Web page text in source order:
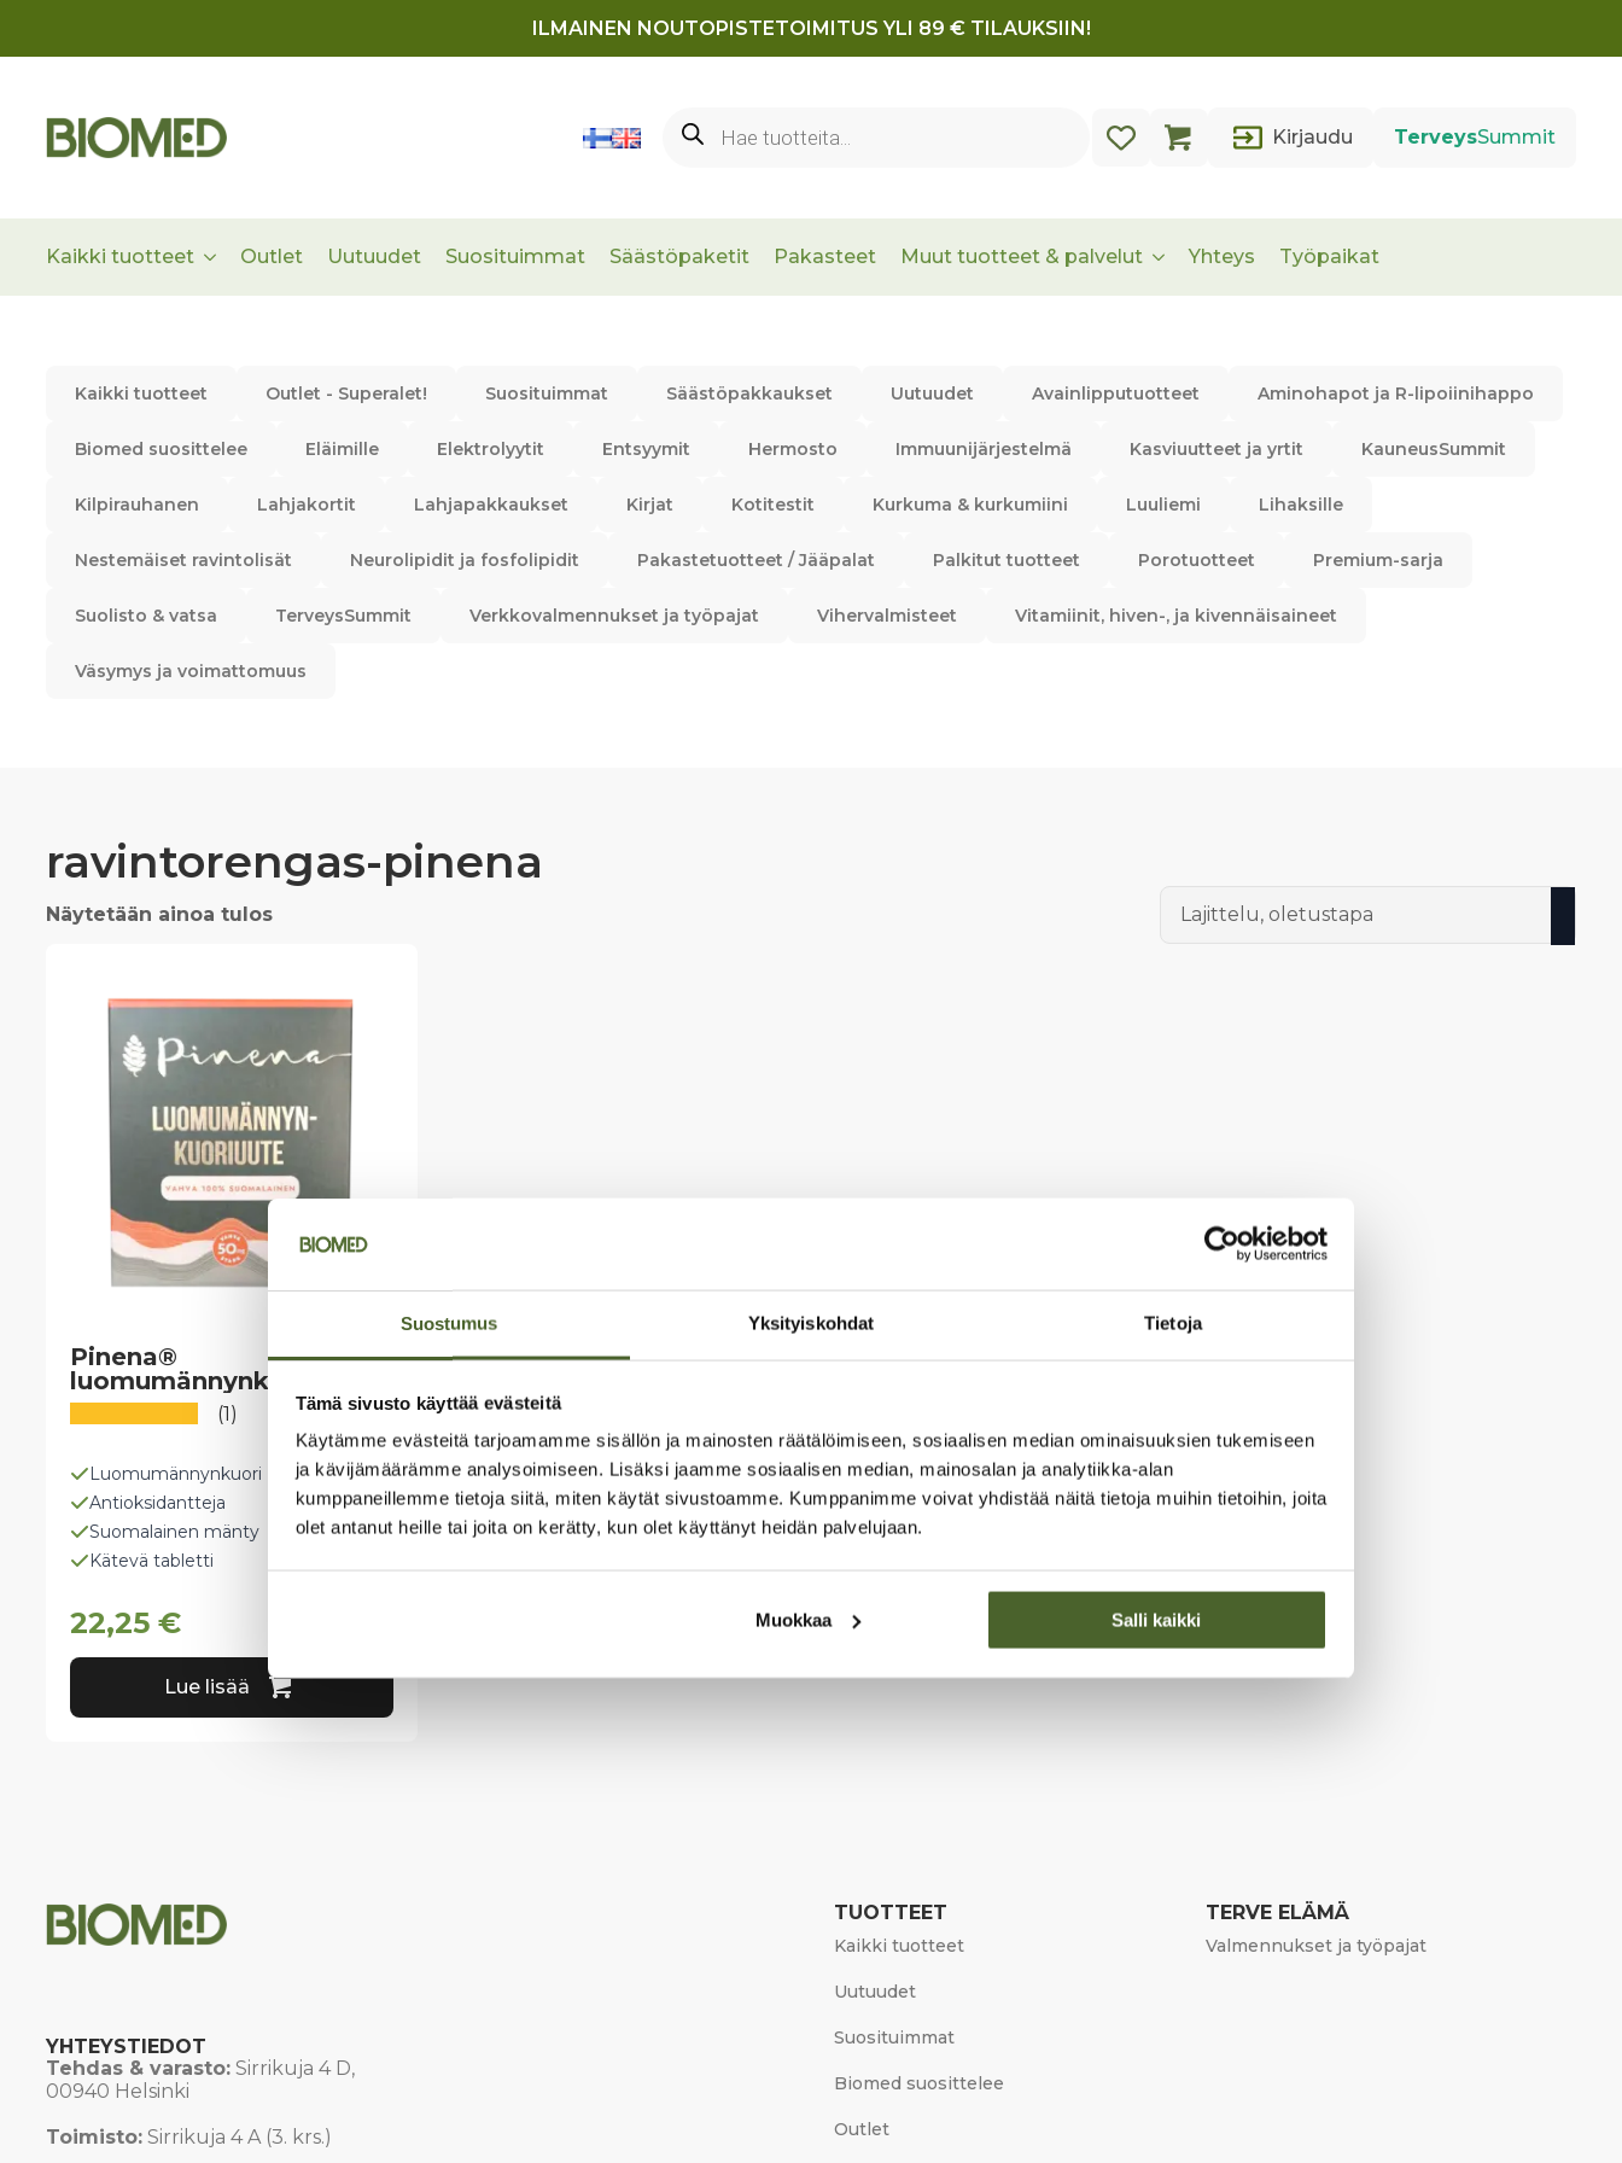
Suostumus Yksityiskohdat Tietoja
Tämä sivusto käyttää evästeitä
Käytämme evästeitä tarjoamamme sisällön ja mainosten räätälöimiseen, sosiaalisen median ominaisuuksien tukemiseen
ja kävijämäärämme analysoimiseen. Lisäksi jaamme sosiaalisen median, mainosalan ja analytiikka-alan
kumppaneillemme tietoja siitä, miten käytät sivustoamme. Kumppanimme voivat yhdistää näitä tietoja muihin tietoihin, joita
olet antanut heille tai joita on kerätty, kun olet käyttänyt heidän palvelujaan.
Muokkaa Salli kaikki
ILMAINEN NOUTOPISTETOIMITUS YLI 89 € TILAUKSIIN!
search
Kirjaudu TerveysSummit
Kaikki tuotteet Outlet Uutuudet Suosituimmat Säästöpaketit Pakasteet Muut tuotteet & palvelut Yhteys Työpaikat
Kaikki tuotteet Outlet - Superalet! Suosituimmat Säästöpakkaukset Uutuudet Avainlipputuotteet Aminohapot ja R-lipoiinihappo
Biomed suosittelee Eläimille Elektrolyytit Entsyymit Hermosto Immuunijärjestelmä Kasviuutteet ja yrtit KauneusSummit
Kilpirauhanen Lahjakortit Lahjapakkaukset Kirjat Kotitestit Kurkuma & kurkumiini Luuliemi Lihaksille
Nestemäiset ravintolisät Neurolipidit ja fosfolipidit Pakastetuotteet / Jääpalat Palkitut tuotteet Porotuotteet Premium-sarja
Suolisto & vatsa TerveysSummit Verkkovalmennukset ja työpajat Vihervalmisteet Vitamiinit, hiven-, ja kivennäisaineet
Väsymys ja voimattomuus
ravintorengas-pinena
Näytetään ainoa tulos
Luomumännynkuori
Antioksidantteja
Suomalainen mänty
Kätevä tabletti
22,25 €
Pinena®
luomumännynkuoriuute
(1)
Lue lisää
YHTEYSTIEDOT
Tehdas & varasto:Sirrikuja 4 D,
00940 Helsinki
Toimisto:Sirrikuja 4 A (3. krs.)
TUOTTEET
Kaikki tuotteet
Uutuudet
Suosituimmat
Biomed suosittelee
Outlet
TERVE ELÄMÄ
Valmennukset ja työpajat